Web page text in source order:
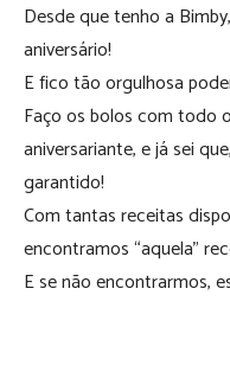
Desde que tenho a
aniversário!
E fico tão orgulhosa
Faço os bolos com todo
aniversariante, e já sei
garantido!
Com tantas receitas
encontramos “aquela”
E se não encontrarmos,